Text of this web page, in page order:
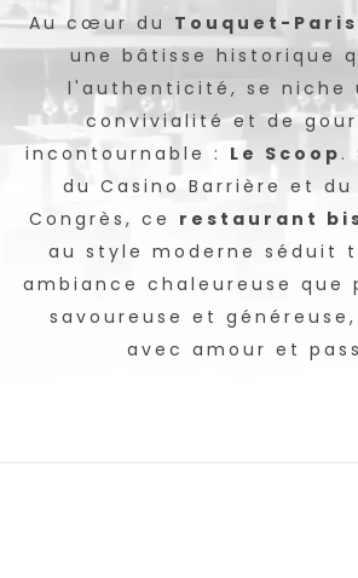
Au cœur du Touquet-
une bâtisse historique
l'authenticité, se niche
convivialité et de
incontournable : Le Scoop .
du Casino Barrière et du
Congrès, ce restaurant
au style moderne séduit
ambiance chaleureuse que
savoureuse et
avec amour et